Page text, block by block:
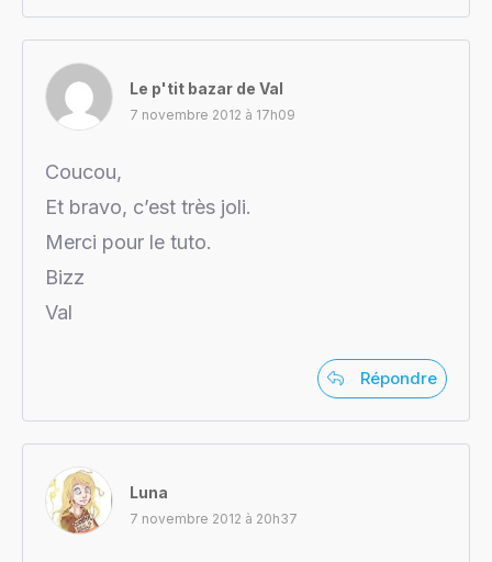
Le p'tit bazar de Val
7 novembre 2012 à 17h09
Coucou,
Et bravo, c’est très joli.
Merci pour le tuto.
Bizz
Val
Répondre
Luna
7 novembre 2012 à 20h37